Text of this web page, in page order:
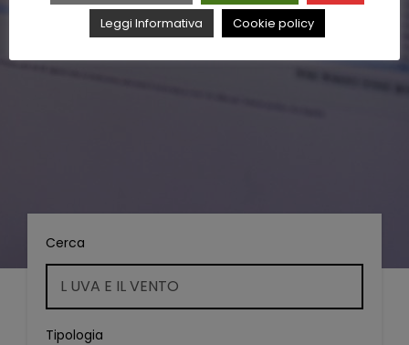
Cerca
Tipologia
Leggi Informativa
Cookie policy